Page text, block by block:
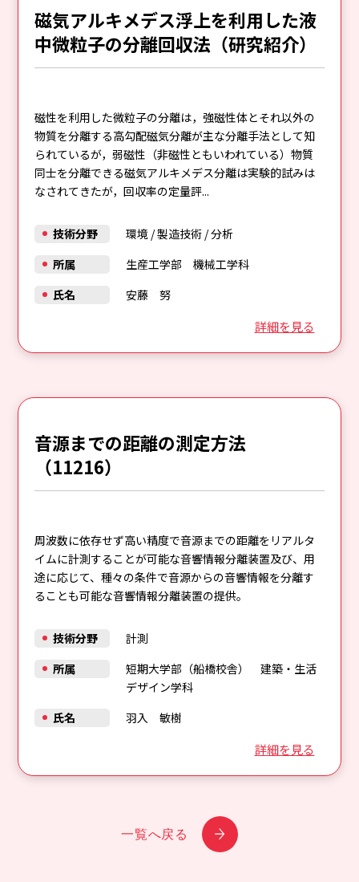
磁気アルキメデス浮上を利用した液
中微粒子の分離回収法（研究紹介）
磁性を利用した微粒子の分離は，強磁性体とそれ以外の
物質を分離する高勾配磁気分離が主な分離手法として知
られているが，弱磁性（非磁性ともいわれている）物質
同士を分離できる磁気アルキメデス分離は実験的試みは
なされてきたが，回収率の定量評...
詳細を見る
技術分野 環境/製造技術/分析
所属
生産工学部 機械工学科
氏名
安藤 努
音源までの距離の測定方法
（11216）
周波数に依存せず高い精度で音源までの距離をリアルタ
イムに計測することが可能な音響情報分離装置及び、用
途に応じて、種々の条件で音源からの音響情報を分離す
ることも可能な音響情報分離装置の提供。
詳細を見る
技術分野
計測
所属
短期大学部（船橋校舎） 建築・生活
デザイン学科
氏名
羽入 敏樹
一覧へ戻る